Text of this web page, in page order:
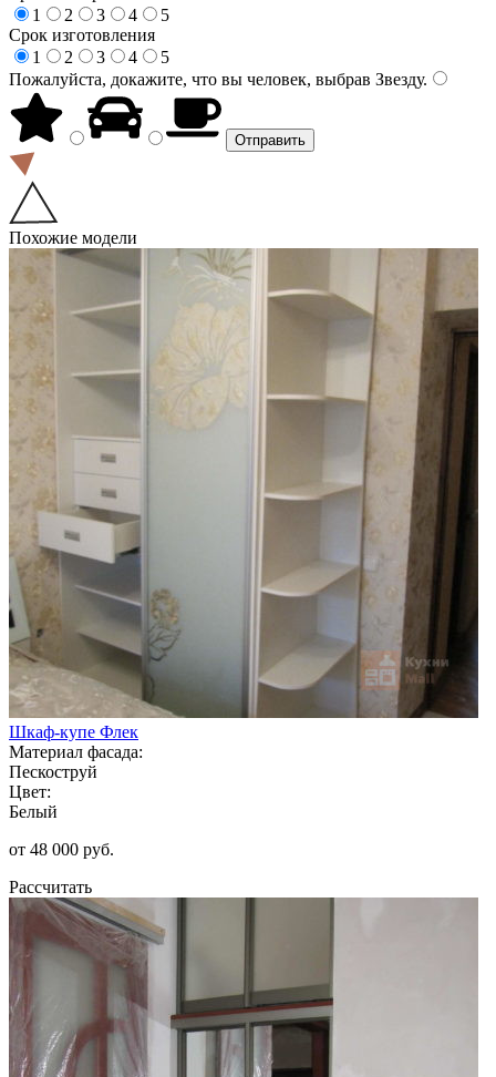
1
2 3 4
5
Срок изготовления
1
2 3 4
5
Пожалуйста, докажите, что вы человек, выбрав Звезду.
Похожие модели
Шкаф-купе Флек
Материал фасада:
Пескоструй
Цвет:
Белый
от 48 000 руб.
Рассчитать